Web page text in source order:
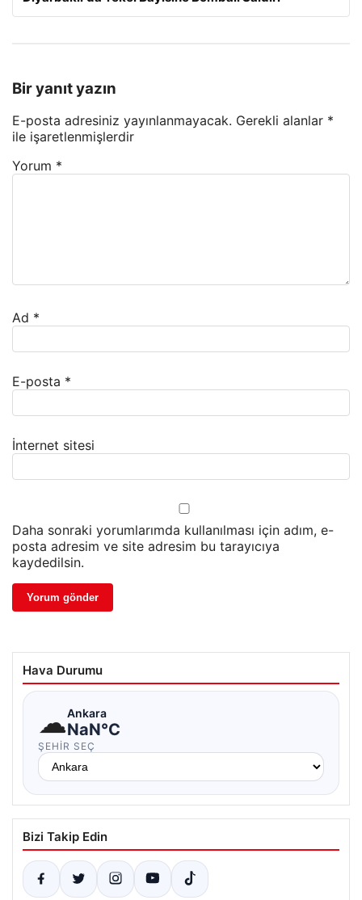
Bir yanıt yazın
E-posta adresiniz yayınlanmayacak. Gerekli alanlar *
ile işaretlenmişlerdir
Yorum *
Ad *
E-posta *
İnternet sitesi
Daha sonraki yorumlarımda kullanılması için adım, e-
posta adresim ve site adresim bu tarayıcıya
kaydedilsin.
Hava Durumu
☁Ankara
NaN°C
ŞEHIR SEÇ
Bizi Takip Edin